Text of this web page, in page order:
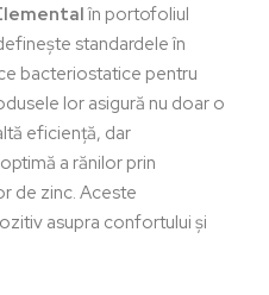
în portofoliul
standardele în
bacteriostatice pentru
lor asigură nu doar o
eficiență, dar
a rănilor prin
de zinc. Aceste
asupra confortului și